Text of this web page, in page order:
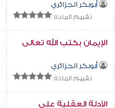
أبوبكر الجزائري
تقييم المادة:
الإيمان بكتب الله تعالى
أبوبكر الجزائري
تقييم المادة:
الأدلة العقلية على